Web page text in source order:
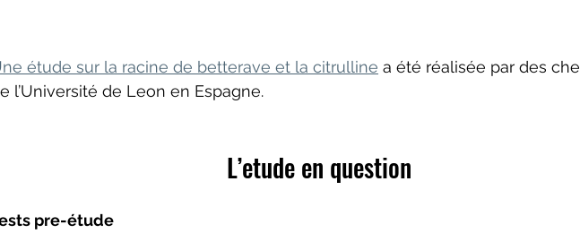
étude sur la racine de betterave et la citrulline a été réalisée par des
l’Université de Leon en Espagne.
L’etude en question
pre-étude